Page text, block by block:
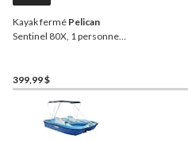
Kayak fermé Pelican
Sentinel 80X, 1 personne,
399,99 $